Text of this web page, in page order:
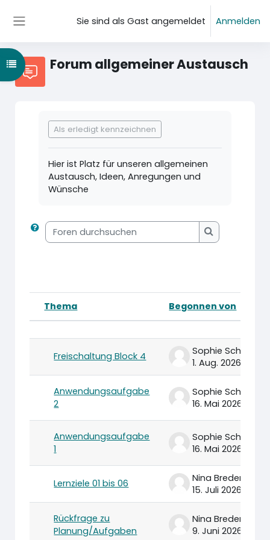
Sie sind als Gast angemeldet Anmelden
Forum allgemeiner Austausch
Kursindex öffnen
Als erledigt kennzeichnen
Hier ist Platz für unseren allgemeinen
Austausch, Ideen, Anregungen und
Wünsche
Foren durchsuchen
Foren
Liste der Themen - 9 von 9
Status
Thema Begonnen von
Freischaltung Block 4
1. Aug. 2026
Anwendungsaufgabe
2
16. Mai 2026
Anwendungsaufgabe
1
16. Mai 2026
Lernziele 01 bis 06
Nina Bredereck
15. Juli 2026
Rückfrage zu
Planung/Aufgaben
Nina Bredereck
9. Juni 2026